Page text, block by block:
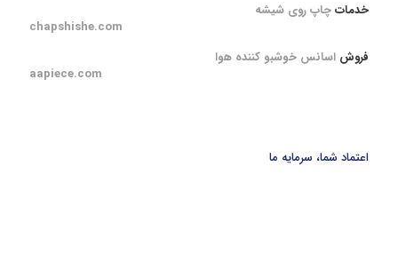
خدماتچاپ روی شیشه
chapshishe.com
فروش اسانس خوشبو کننده هوا
aapiece.com
اعتماد شما، سرمایه ما